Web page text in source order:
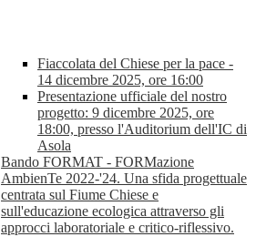
Fiaccolata del Chiese per la pace -
14 dicembre 2025, ore 16:00
Presentazione ufficiale del nostro
progetto: 9 dicembre 2025, ore
18:00, presso l'Auditorium dell'IC di
Asola
Bando FORMAT - FORMazione
AmbienTe 2022-'24. Una sfida progettuale
centrata sul Fiume Chiese e
sull'educazione ecologica attraverso gli
approcci laboratoriale e critico-riflessivo.